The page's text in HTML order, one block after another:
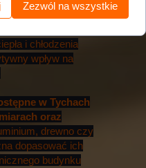
Dodatkowo,
i chłodzenia
wpływ na
w Tychach
oraz
drewno czy
dopasować ich
budynku
Zezwól na wszystkie